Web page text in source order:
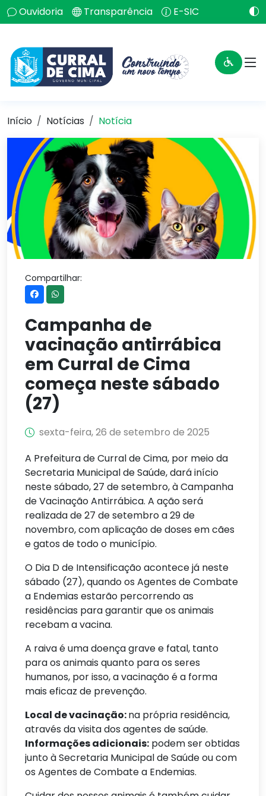
Ouvidoria Transparência E-SIC
Início Notícias Notícia
Compartilhar:
Campanha de
vacinação antirrábica
em Curral de Cima
começa neste sábado
(27)
sexta-feira, 26 de setembro de 2025
A Prefeitura de Curral de Cima, por meio da
Secretaria Municipal de Saúde, dará início
neste sábado, 27 de setembro, à Campanha
de Vacinação Antirrábica. A ação será
realizada de 27 de setembro a 29 de
novembro, com aplicação de doses em cães
e gatos de todo o município.
O Dia D de Intensificação acontece já neste
sábado (27), quando os Agentes de Combate
a Endemias estarão percorrendo as
residências para garantir que os animais
recebam a vacina.
A raiva é uma doença grave e fatal, tanto
para os animais quanto para os seres
humanos, por isso, a vacinação é a forma
mais eficaz de prevenção.
Local de vacinação:na própria residência,
através da visita dos agentes de saúde.
Informações adicionais: podem ser obtidas
junto à Secretaria Municipal de Saúde ou com
os Agentes de Combate a Endemias.